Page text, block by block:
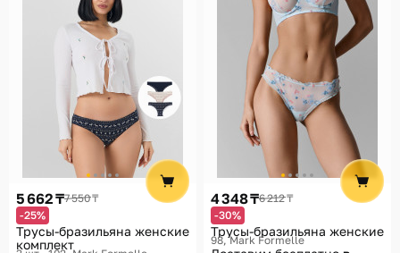
5 662 ₸7 550 ₸
-25%
Трусы-бразильяна женские
комплект
4 348 ₸6 212 ₸
-30%
Трусы-бразильяна женские
98 Mark Formelle